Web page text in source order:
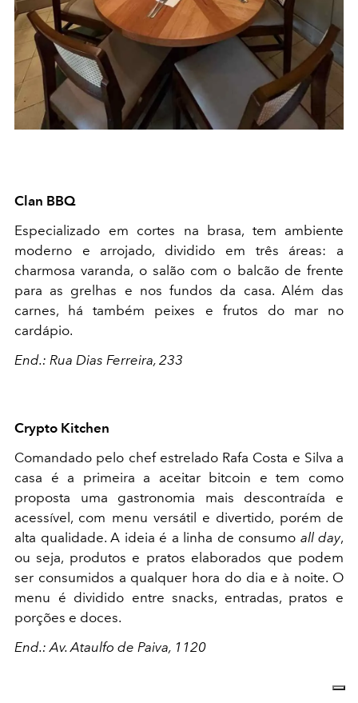
Clan BBQ
Especializado em cortes na brasa, tem ambiente
moderno e arrojado, dividido em três áreas: a
charmosa varanda, o salão com o balcão de frente
para as grelhas e nos fundos da casa. Além das
carnes, há também peixes e frutos do mar no
cardápio.
End.: Rua Dias Ferreira, 233
Crypto Kitchen
Comandado pelo chef estrelado Rafa Costa e Silva a
casa é a primeira a aceitar bitcoin e tem como
proposta uma gastronomia mais descontraída e
acessível, com menu versátil e divertido, porém de
alta qualidade. A ideia é a linha de consumo all day,
ou seja, produtos e pratos elaborados que podem
ser consumidos a qualquer hora do dia e à noite. O
menu é dividido entre snacks, entradas, pratos e
porções e doces.
End.: Av. Ataulfo de Paiva, 1120